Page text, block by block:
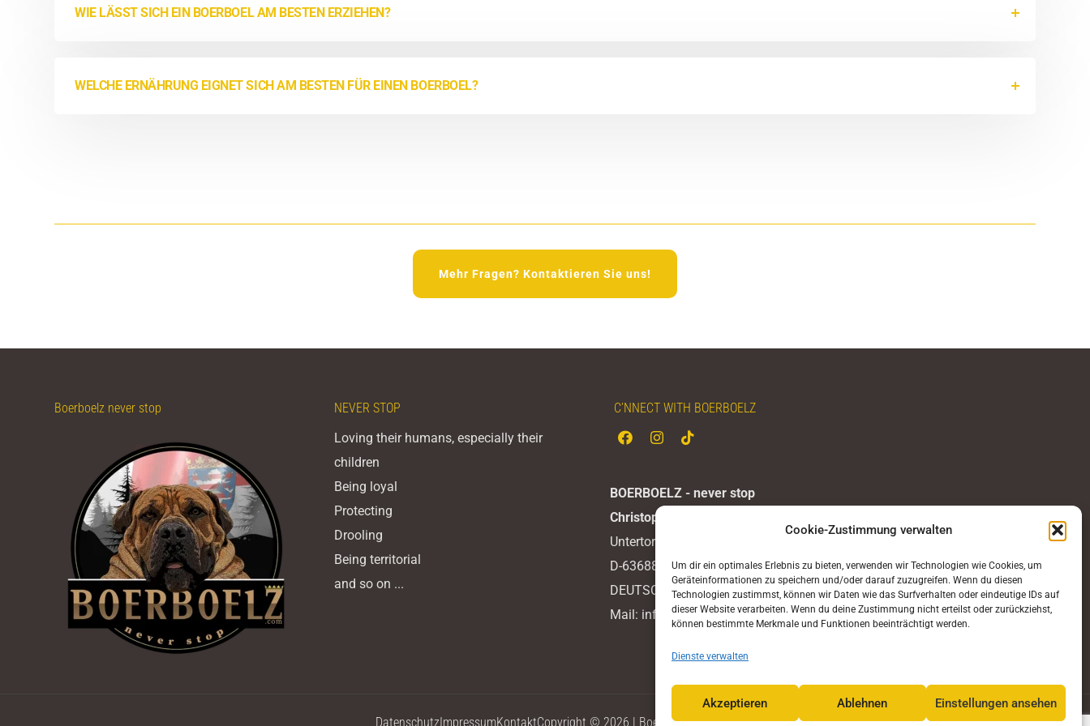
Cookie-Zustimmung verwalten
Um dir ein optimales Erlebnis zu bieten, verwenden wir Technologien wie Cookies, um
Geräteinformationen zu speichern und/oder darauf zuzugreifen. Wenn du diesen
Technologien zustimmst, können wir Daten wie das Surfverhalten oder eindeutige IDs auf
dieser Website verarbeiten. Wenn du deine Zustimmung nicht erteilst oder zurückziehst,
können bestimmte Merkmale und Funktionen beeinträchtigt werden.
Dienste verwalten
Akzeptieren Ablehnen Einstellungen ansehen
WIE LÄSST SICH EIN BOERBOEL AM BESTEN ERZIEHEN?
WELCHE ERNÄHRUNG EIGNET SICH AM BESTEN FÜR EINEN BOERBOEL?
Mehr Fragen? Kontaktieren Sie uns!
Boerboelz never stop
NEVER STOP
Loving their humans, especially their
children
Being loyal
Protecting
Drooling
Being territorial
and so on ...
C’NNECT WITH BOERBOELZ
BOERBOELZ - never stop
Christoph Rehak
Untertorstraße 8
D-63688 Gedern
DEUTSCHLAND
Mail: info@boerboelz.com
Datenschutz ImpressumKontaktCopyright © 2026 | Boerboelz.com